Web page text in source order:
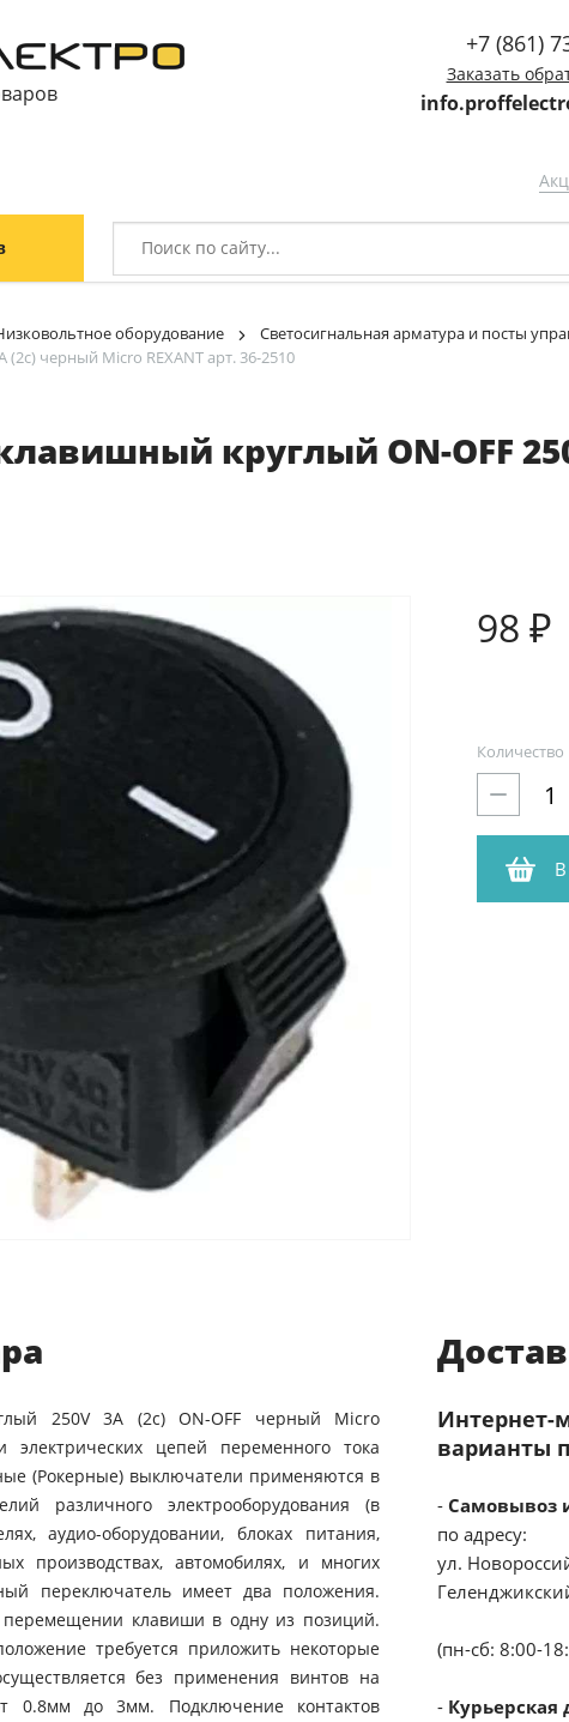
+7 (861)
Заказать
оборудование Светосигнальная арматура и посты
черный Micro REXANT арт. 36-2510
круглый ON-OFF
98 ₽
Количество
250V 3А (2с) ON-OFF черный Micro
электрических цепей переменного тока
(Рокерные) выключатели применяются в
различного электрооборудования (в
аудио-оборудовании, блоках питания,
производствах, автомобилях, и многих
переключатель имеет два положения.
клавиши в одну из позиций.
требуется приложить некоторые
без применения винтов на
0.8мм до 3мм. Подключение контактов
Интернет-
варианты
- Самовывоз
по адресу:
ул.
(пн-сб: 8:00-
- Курьерская